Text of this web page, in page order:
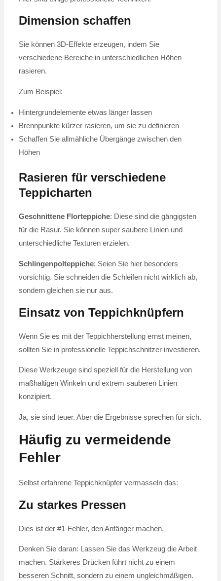
Dimension schaffen
Sie können 3D-Effekte erzeugen, indem Sie
verschiedene Bereiche in unterschiedlichen Höhen
rasieren.
Zum Beispiel:
Hintergrundelemente etwas länger lassen
Brennpunkte kürzer rasieren, um sie zu definieren
Schaffen Sie allmähliche Übergänge zwischen den
Höhen
Rasieren für verschiedene
Teppicharten
Geschnittene Florteppiche: Diese sind die gängigsten
für die Rasur. Sie können super saubere Linien und
unterschiedliche Texturen erzielen.
Schlingenpolteppiche: Seien Sie hier besonders
vorsichtig. Sie schneiden die Schleifen nicht wirklich ab,
sondern gleichen sie nur aus.
Einsatz von Teppichknüpfern
Wenn Sie es mit der Teppichherstellung ernst meinen,
sollten Sie in professionelle Teppichschnitzer investieren.
Diese Werkzeuge sind speziell für die Herstellung von
maßhaltigen Winkeln und extrem sauberen Linien
konzipiert.
Ja, sie sind teuer. Aber die Ergebnisse sprechen für sich.
Häufig zu vermeidende
Fehler
Selbst erfahrene Teppichknüpfer vermasseln das:
Zu starkes Pressen
Dies ist der #1-Fehler, den Anfänger machen.
Denken Sie daran: Lassen Sie das Werkzeug die Arbeit
machen. Stärkeres Drücken führt nicht zu einem
besseren Schnitt, sondern zu einem ungleichmäßigen.